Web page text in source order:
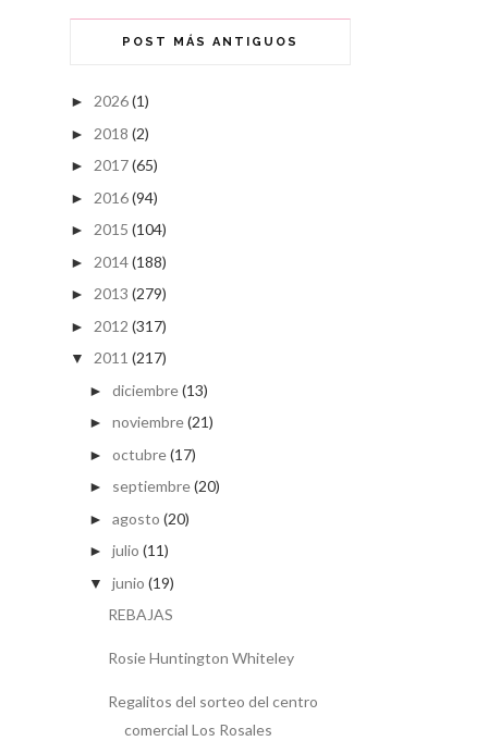
POST MÁS ANTIGUOS
► 2026(1)
► 2018 (2)
► 2017(65)
► 2016(94)
► 2015 (104)
► 2014(188)
► 2013 (279)
► 2012 (317)
▼ 2011 (217)
► diciembre(13)
► noviembre(21)
► octubre(17)
► septiembre(20)
► agosto (20)
► julio (11)
▼ junio (19)
REBAJAS
Rosie Huntington Whiteley
Regalitos del sorteo del centro
comercial Los Rosales